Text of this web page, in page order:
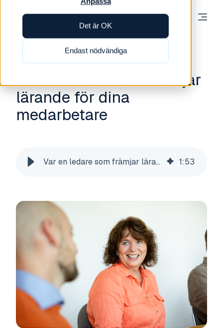
Det är OK
Endast nödvändiga
9. oktober 2025 kl. 14:28 Marit Meyer Solheim
Var en ledare som främjar
lärande för dina
medarbetare
Var en ledare som främjar lärande för dina medarbetare 1:53